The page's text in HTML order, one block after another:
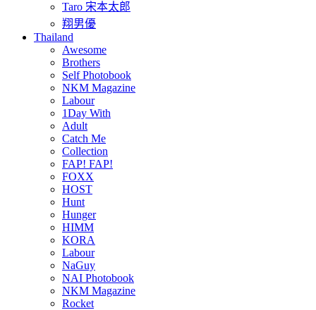
Taro 宋本太郎
翔男優
Thailand
Awesome
Brothers
Self Photobook
NKM Magazine
Labour
1Day With
Adult
Catch Me
Collection
FAP! FAP!
FOXX
HOST
Hunt
Hunger
HIMM
KORA
Labour
NaGuy
NAI Photobook
NKM Magazine
Rocket